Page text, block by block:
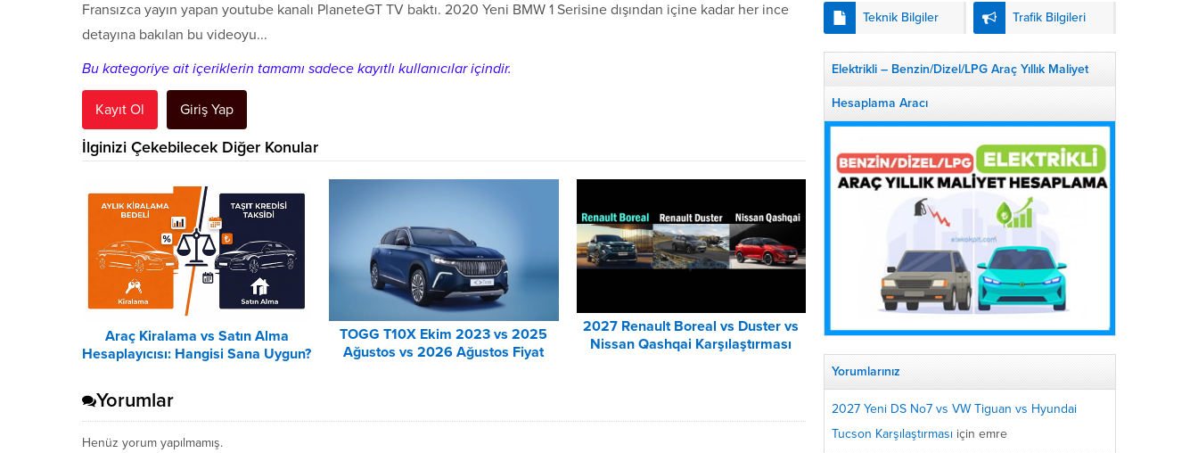
Fransızca yayın yapan youtube kanalı PlaneteGT TV baktı. 2020 Yeni BMW 1 Serisine dışından içine kadar her ince
detayına bakılan bu videoyu...
Bu kategoriye ait içeriklerin tamamı sadece kayıtlı kullanıcılar içindir.
Kayıt Ol Giriş Yap
İlginizi Çekebilecek Diğer Konular
Araç Kiralama vs Satın Alma
Hesaplayıcısı: Hangisi Sana Uygun?
TOGG T10X Ekim 2023 vs 2025
Ağustos vs 2026 Ağustos Fiyat
2027 Renault Boreal vs Duster vs
Nissan Qashqai Karşılaştırması
Yorumlar
Henüz yorum yapılmamış.
Teknik Bilgiler Trafik Bilgileri
Elektrikli – Benzin/Dizel/LPG Araç Yıllık Maliyet
Hesaplama Aracı
Yorumlarınız
2027 Yeni DS No7 vs VW Tiguan vs Hyundai
Tucson Karşılaştırması için emre